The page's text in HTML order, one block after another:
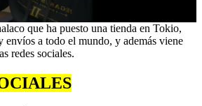
que ha puesto una tienda en Tokio,
envíos a todo el mundo, y además viene
redes sociales.